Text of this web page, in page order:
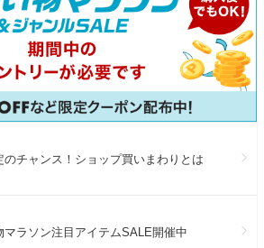
のチャンス！ショップ買いまわりとは
マラソン注目アイテムSALE開催中